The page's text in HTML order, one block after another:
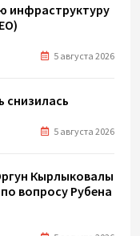
инфраструктуру
5 августа 2026
cнизилась
5 августа 2026
Кырлыковалы
вопросу Рубена